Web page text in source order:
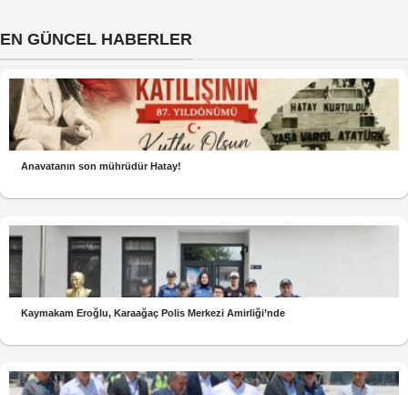
EN GÜNCEL HABERLER
Anavatanın son mührüdür Hatay!
Kaymakam Eroğlu, Karaağaç Polis Merkezi Amirliği’nde